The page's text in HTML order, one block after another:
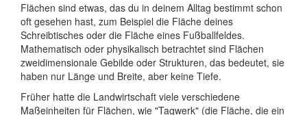
Flächen sind etwas, das du in deinem Alltag bestimmt schon
oft gesehen hast, zum Beispiel die Fläche deines
Schreibtisches oder die Fläche eines Fußballfeldes.
Mathematisch oder physikalisch betrachtet sind Flächen
zweidimensionale Gebilde oder Strukturen, das bedeutet, sie
haben nur Länge und Breite, aber keine Tiefe.
Früher hatte die Landwirtschaft viele verschiedene
Maßeinheiten für Flächen, wie "Tagwerk" (die Fläche, die ein